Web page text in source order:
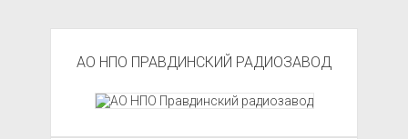
АО НПО ПРАВДИНСКИЙ РАДИОЗАВОД